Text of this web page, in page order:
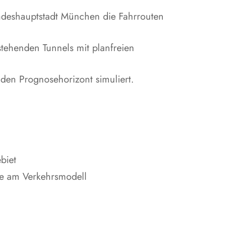
München die Fahrrouten
Tunnels mit planfreien
Prognosehorizont simuliert.
am Verkehrsmodell